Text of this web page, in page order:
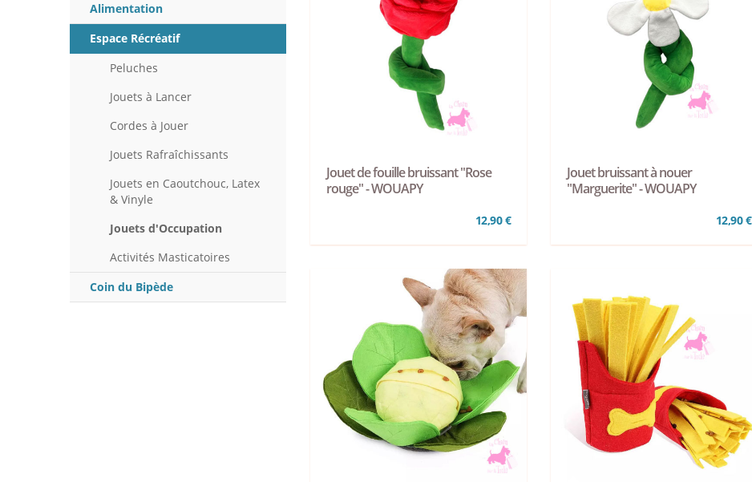
Alimentation
Espace Récréatif
Peluches
Jouets à Lancer
Cordes à Jouer
Jouets Rafraîchissants
Jouets en Caoutchouc, Latex
& Vinyle
Jouets d'Occupation
Activités Masticatoires
Coin du Bipède
Jouet de fouille bruissant "Rose
rouge" - WOUAPY
12,90 €
Jouet bruissant à nouer
"Marguerite" - WOUAPY
12,90 €